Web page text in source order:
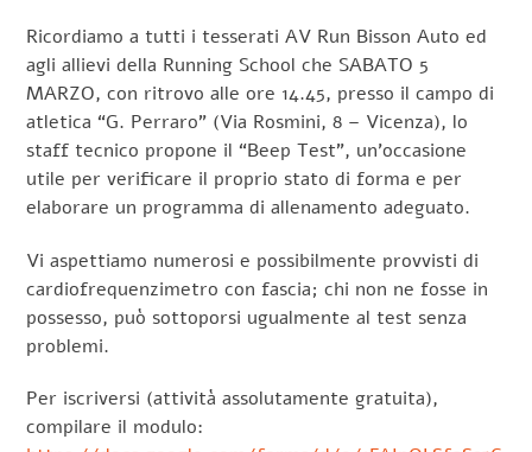
Ricordiamo a tutti i tesserati AV Run Bisson Auto ed
agli allievi della Running School che SABATO 5
MARZO, con ritrovo alle ore 14.45, presso il campo di
atletica “G. Perraro” (Via Rosmini, 8 – Vicenza), lo
staff tecnico propone il “Beep Test”, un’occasione
utile per verificare il proprio stato di forma e per
elaborare un programma di allenamento adeguato.
Vi aspettiamo numerosi e possibilmente provvisti di
cardiofrequenzimetro con fascia; chi non ne fosse in
possesso, può sottoporsi ugualmente al test senza
problemi.
Per iscriversi (attività assolutamente gratuita),
compilare il modulo: